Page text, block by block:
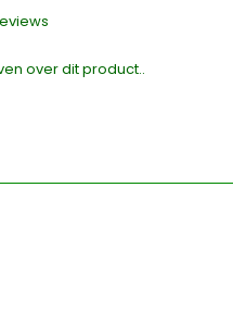
over dit product..